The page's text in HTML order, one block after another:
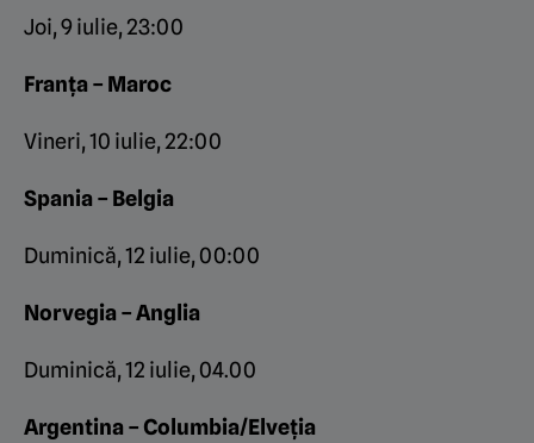
Joi, 9 iulie, 23:00
Franța – Maroc
Vineri, 10 iulie, 22:00
Spania – Belgia
Duminică, 12 iulie, 00:00
Norvegia – Anglia
Duminică, 12 iulie, 04.00
Argentina – Columbia/Elveția